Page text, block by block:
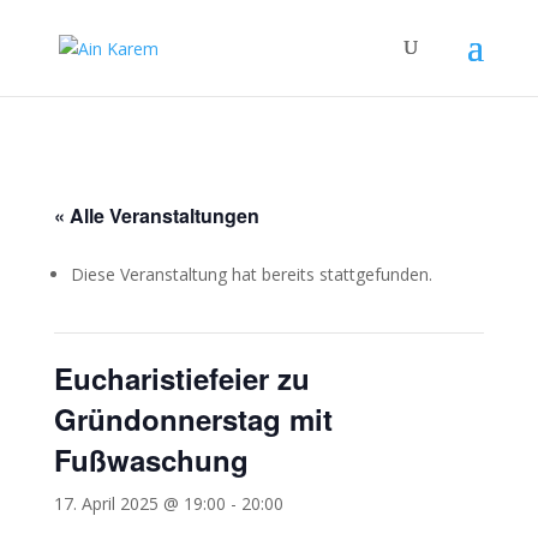
« Alle Veranstaltungen
Diese Veranstaltung hat bereits stattgefunden.
Eucharistiefeier zu
Gründonnerstag mit
Fußwaschung
17. April 2025 @ 19:00 - 20:00